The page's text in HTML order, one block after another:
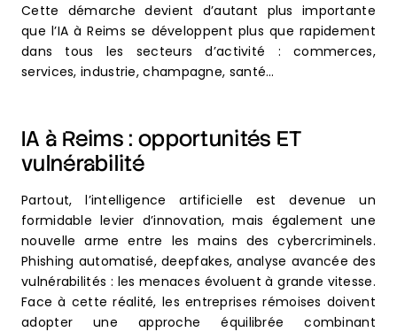
Cette démarche devient d’autant plus importante
que l’IA à Reims se développent plus que rapidement
dans tous les secteurs d’activité : commerces,
services, industrie, champagne, santé…
IA à Reims : opportunités ET
vulnérabilité
Partout, l’intelligence artificielle est devenue un
formidable levier d’innovation, mais également une
nouvelle arme entre les mains des cybercriminels.
Phishing automatisé, deepfakes, analyse avancée des
vulnérabilités : les menaces évoluent à grande vitesse.
Face à cette réalité, les entreprises rémoises doivent
adopter une approche équilibrée combinant